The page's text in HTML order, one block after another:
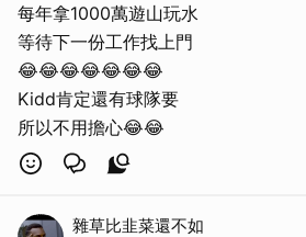
每年拿1000萬遊山玩水
等待下一份工作找上門
😂😂😂😂😂😂😂
Kidd肯定還有球隊要
所以不用擔心😂😂
雜草比韭菜還不如
取消